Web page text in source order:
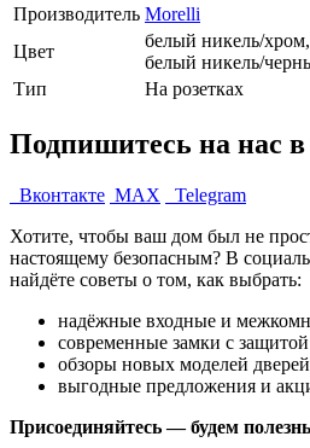
Производитель Morelli
Цвет
белый никель/хром,
белый никель/
Тип
На розетках
Подпишитесь на нас в
Вконтакте MAX
Telegram
Хотите, чтобы ваш дом был не
настоящему безопасным? В
найдёте советы о том, как выбрать:
надёжные входные и
современные замки с
обзоры новых моделей
выгодные предложения и
Присоединяйтесь — будем